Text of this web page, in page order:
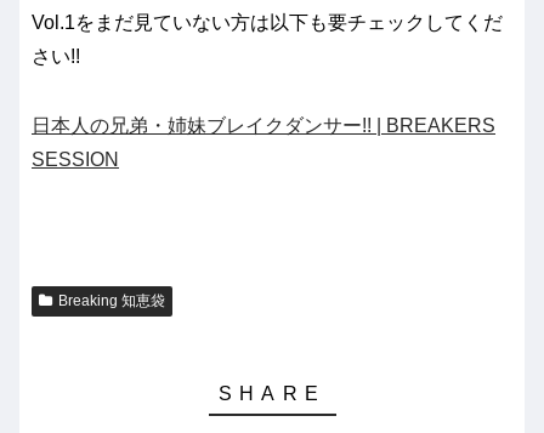
Vol.1をまだ見ていない方は以下も要チェックしてくだ
さい!!
日本人の兄弟・姉妹ブレイクダンサー!! | BREAKERS
SESSION
Breaking 知恵袋